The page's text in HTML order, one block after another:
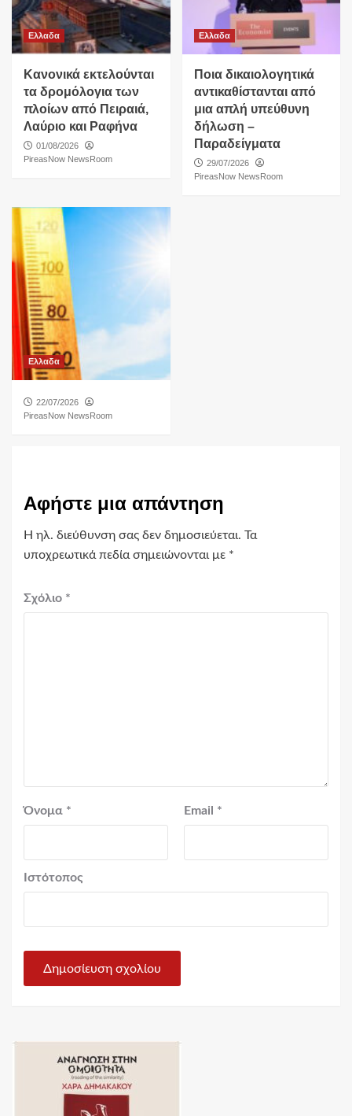
Ελλαδα
Κανονικά εκτελούνται
τα δρομόλογια των
πλοίων από Πειραιά,
Λαύριο και Ραφήνα
01/08/2026
PireasNow NewsRoom
Ελλαδα
Ποια δικαιολογητικά
αντικαθίστανται από
μια απλή υπεύθυνη
δήλωση –
Παραδείγματα
29/07/2026
PireasNow NewsRoom
Ελλαδα
22/07/2026
PireasNow NewsRoom
Αφήστε μια απάντηση
Η ηλ. διεύθυνση σας δεν δημοσιεύεται. Τα
υποχρεωτικά πεδία σημειώνονται με *
Σχόλιο *
Όνομα * Email *
Ιστότοπος